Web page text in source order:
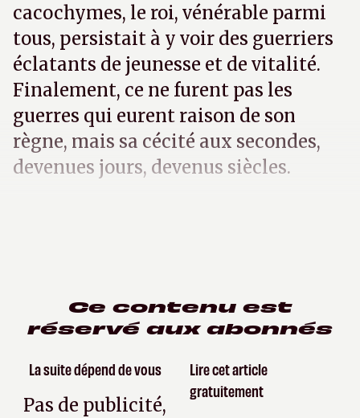
cacochymes, le roi, vénérable parmi
tous, persistait à y voir des guerriers
éclatants de jeunesse et de vitalité.
Finalement, ce ne furent pas les
guerres qui eurent raison de son
règne, mais sa cécité aux secondes,
devenues jours, devenus siècles.
Ce contenu est
réservé aux abonnés
La suite dépend de vous
Pas de publicité,
Lire cet article
gratuitement